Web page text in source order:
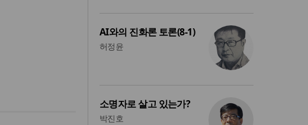
AI와의 진화론 토론(8-1)
허정윤
소명자로 살고 있는가?
박진호